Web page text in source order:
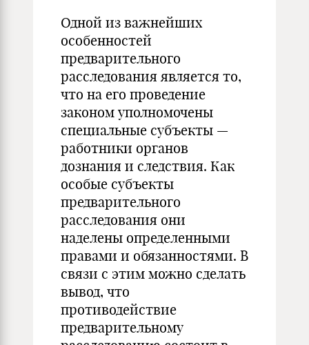
Одной из важнейших
особенностей
предварительного
расследования является то,
что на его проведение
законом уполномочены
специальные субъекты —
работники органов
дознания и следствия. Как
особые субъекты
предварительного
расследования они
наделены определенными
правами и обязанностями. В
связи с этим можно сделать
вывод, что
противодействие
предварительному